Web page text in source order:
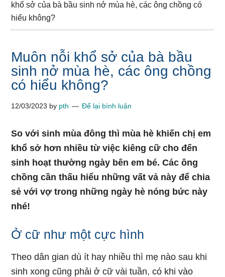
khổ sở của bà bầu sinh nở mùa hè, các ông chồng có
hiểu không?
Muôn nỗi khổ sở của bà bầu
sinh nở mùa hè, các ông chồng
có hiểu không?
12/03/2023 by pth Để lại bình luận
So với sinh mùa đông thì mùa hè khiến chị em
khổ sở hơn nhiều từ việc kiêng cữ cho đến
sinh hoạt thường ngày bên em bé. Các ông
chồng cần thấu hiểu những vất vả này để chia
sẻ với vợ trong những ngày hè nóng bức này
nhé!
Ở cữ như một cực hình
Theo dân gian dù ít hay nhiều thì mẹ nào sau khi
sinh xong cũng phải ở cữ vài tuần, có khi vào